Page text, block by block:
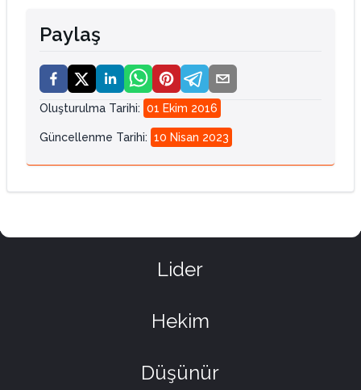
Paylaş
Oluşturulma Tarihi: 01 Ekim 2016
Güncellenme Tarihi: 10 Nisan 2023
Lider
Hekim
Düşünür